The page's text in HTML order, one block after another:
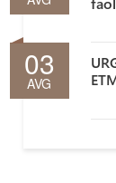
03
AVG